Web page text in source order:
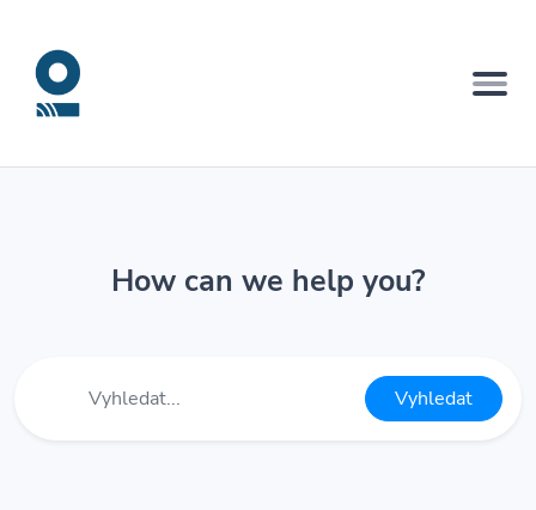
How can we help you?
Vyhledat